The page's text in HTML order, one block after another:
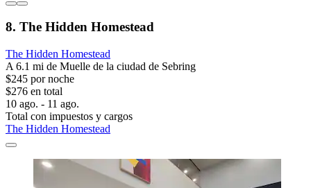
8. The Hidden Homestead
The Hidden Homestead
A 6.1 mi de Muelle de la ciudad de Sebring
$245 por noche
$276 en total
10 ago. - 11 ago.
Total con impuestos y cargos
The Hidden Homestead